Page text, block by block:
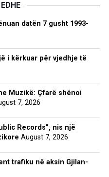
datën 7 gusht 1993-
i kërkuar për vjedhje të
Muzikë: Çfarë shënoi
7, 2026
Records”, nis një
August 7, 2026
trafiku në aksin Gjilan-